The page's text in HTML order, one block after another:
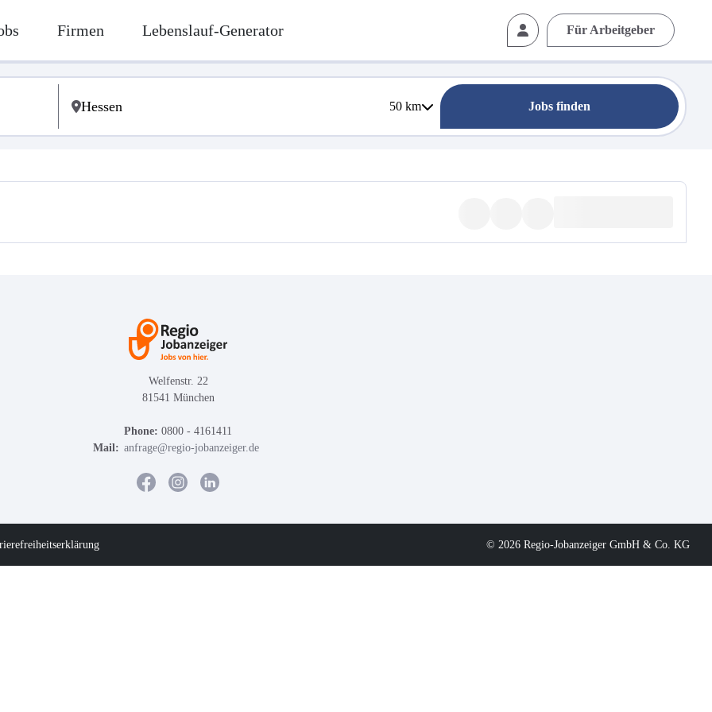
Firmen Lebenslauf-Generator Für Arbeitgeber
50km Jobs finden
Welfenstr. 22
81541 München
Phone: 0800 - 4161411
Mail: anfrage@regio-jobanzeiger.de
© 2026 Regio-Jobanzeiger GmbH & Co. KG